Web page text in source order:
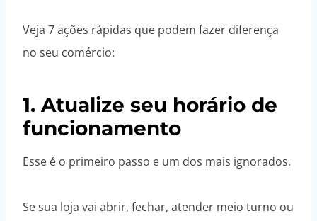
Veja 7 ações rápidas que podem fazer diferença
no seu comércio:
1. Atualize seu horário de
funcionamento
Esse é o primeiro passo e um dos mais ignorados.
Se sua loja vai abrir, fechar, atender meio turno ou